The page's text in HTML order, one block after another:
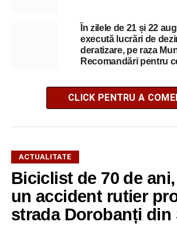
În zilele de 21 și 22
execută lucrări de
deratizare, pe raza
Recomandări pentru
CLICK PENTRU A
ACTUALITATE
Biciclist de 70 de
un accident rutier
strada Dorobanți din